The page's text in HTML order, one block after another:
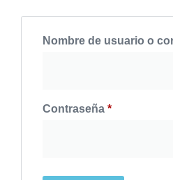
Nombre de usuario o
Contraseña *